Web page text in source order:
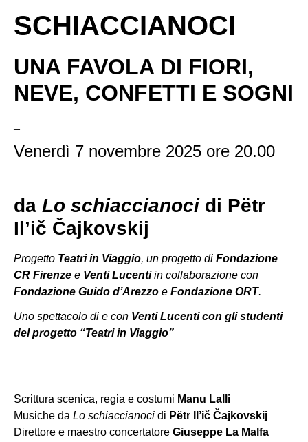
SCHIACCIANOCI
UNA FAVOLA DI FIORI,
NEVE, CONFETTI E SOGNI
Venerdì 7 novembre 2025 ore 20.00
da Lo schiaccianocidi Pëtr
Il’ič Čajkovskij
Progetto Teatri in Viaggio, un progetto di Fondazione
CR Firenze e Venti Lucentiin collaborazione con
Fondazione Guido d’Arezzo e Fondazione ORT.
Uno spettacolo di e con Venti Lucenti con gli studenti
del progetto “Teatri in Viaggio”
Scrittura scenica, regia e costumi Manu Lalli
Musiche da Lo schiaccianoci di Pëtr Il’ič Čajkovskij
Direttore e maestro concertatore Giuseppe La Malfa